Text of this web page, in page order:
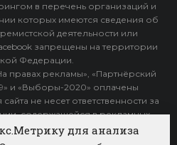
в перечень организаций и
которых имеются сведения об
деятельности или
запрещены на территории
Федерации.
правах рекламы», «Партнёрский
и «Выборы-2020» оплачены
не несет ответственности за
содержащейся в рекламных
для анализа